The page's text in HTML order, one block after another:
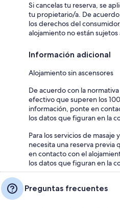
Si cancelas tu reserva, se
tu propietario/a. De
los derechos del
alojamiento no están
Información adicional
Alojamiento sin ascensores
De acuerdo con la
efectivo que superen los
información, ponte en
los datos que figuran en la
Para los servicios de masaje
necesita una reserva previa
en contacto con el
los datos que figuran en la
Preguntas frecuentes